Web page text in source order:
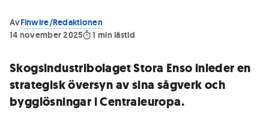
AvFinwire/Redaktionen
14 november 2025
1 min lästid
Skogsindustribolaget Stora Enso inleder en
strategisk översyn av sina sågverk och
bygglösningar i Centraleuropa.